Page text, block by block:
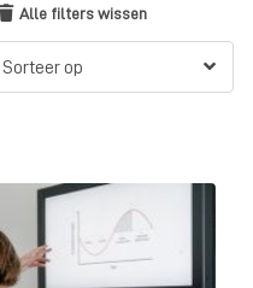
Alle filters wissen